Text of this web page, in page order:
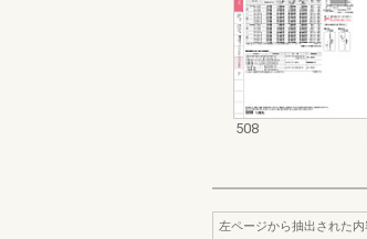
508
左ページから抽出された内